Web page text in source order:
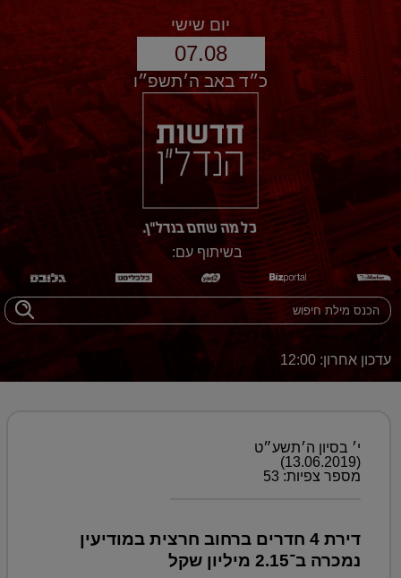
יום שישי
07.08
כ״ד באב ה׳תשפ״ו
בשיתוף עם:
עדכון אחרון: 12:00
י׳ בסיון ה׳תשע״ט
(13.06.2019)
מספר צפיות: 53
דירת 4 חדרים ברחוב חרצית במודיעין
נמכרה ב־2.15 מיליון שקל